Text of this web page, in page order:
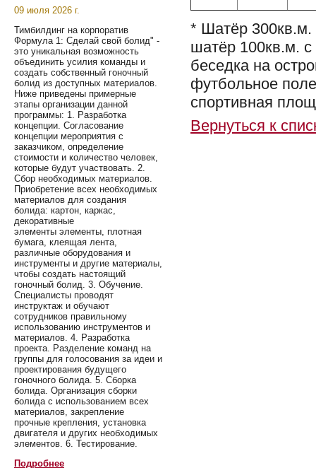
* Шатёр 300кв.м.
шатёр 100кв.м.
беседка на
футбольное
спортивная
Вернуться к
09 июля 2026 г.
Тимбилдинг на корпоратив
Формула 1: Сделай свой болид" -
это уникальная возможность
объединить усилия команды и
создать собственный гоночный
болид из доступных материалов.
Ниже приведены примерные
этапы организации данной
программы: 1. Разработка
концепции. Согласование
концепции мероприятия с
заказчиком, определение
стоимости и количество человек,
которые будут участвовать. 2.
Сбор необходимых материалов.
Приобретение всех необходимых
материалов для создания
болида: картон, каркас,
декоративные
элементы элементы, плотная
бумага, клеящая лента,
различные оборудования и
инструменты и другие материалы,
чтобы создать настоящий
гоночный болид. 3. Обучение.
Специалисты проводят
инструктаж и обучают
сотрудников правильному
использованию инструментов и
материалов. 4. Разработка
проекта. Разделение команд на
группы для голосования за идеи и
проектирования будущего
гоночного болида. 5. Сборка
болида. Организация сборки
болида с использованием всех
материалов, закрепление
прочные крепления, установка
двигателя и других необходимых
элементов. 6. Тестирование.
Подробнее